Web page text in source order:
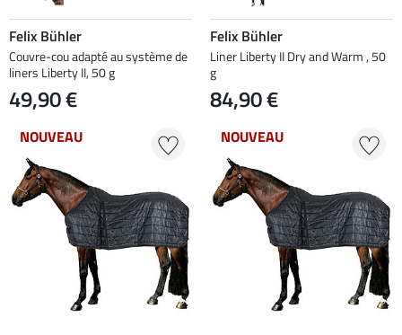
Felix Bühler
Couvre-cou adapté au système de
liners Liberty II, 50 g
49,90 €
Felix Bühler
Liner Liberty II Dry and Warm , 50
g
84,90 €
NOUVEAU NOUVEAU